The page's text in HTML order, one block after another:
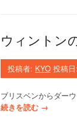
ッ
の
休
所
”
ウィントン
投稿者: KYO 投稿日:
ブリスベンからダー
続きを読む “
→